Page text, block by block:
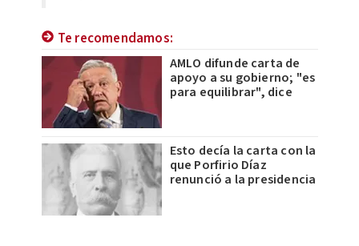
Te recomendamos:
AMLO difunde carta de
apoyo a su gobierno; "es
para equilibrar", dice
Esto decía la carta con la
que Porfirio Díaz
renunció a la presidencia